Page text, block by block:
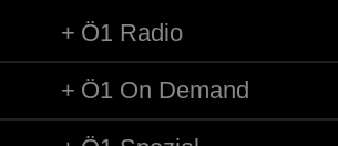
Ö1 Radio
Ö1 On Demand